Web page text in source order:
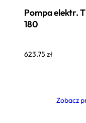
Pompa elektr.
180
623.75 zł
Zobacz